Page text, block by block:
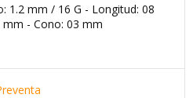
1.2 mm / 16 G - Longitud: 08
- Cono: 03 mm